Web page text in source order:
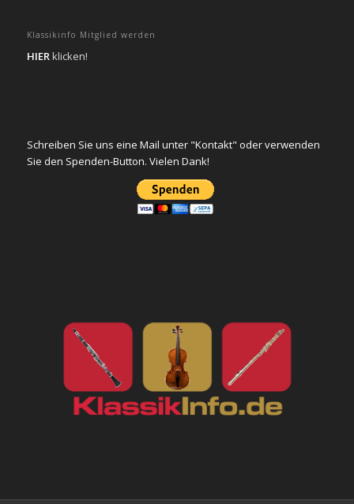
Klassikinfo Mitglied werden
HIERklicken!
Schreiben Sie uns eine Mail unter "Kontakt" oder verwenden
Sie den Spenden-Button. Vielen Dank!